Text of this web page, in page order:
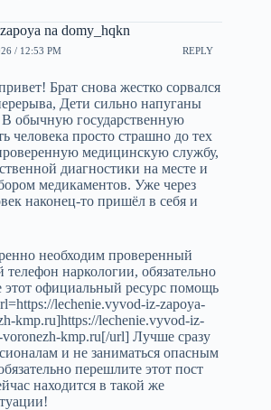
na domy_hqkn
/ 12:53 PM REPLY
Брат снова жестко сорвался
Дети сильно напуганы
обычную государственную
человека просто страшно до тех
медицинскую службу,
диагностики на месте и
медикаментов. Уже через
наконец-то пришёл в себя и
необходим проверенный
телефон наркологии, обязательно
этот официальный ресурс помощь
lechenie.vyvod-iz-zapoya-
kmp.ru]https://lechenie.vyvod-iz-
voronezh-kmp.ru[/url] Лучше сразу
и не заниматься опасным
перешлите этот пост
находится в такой же